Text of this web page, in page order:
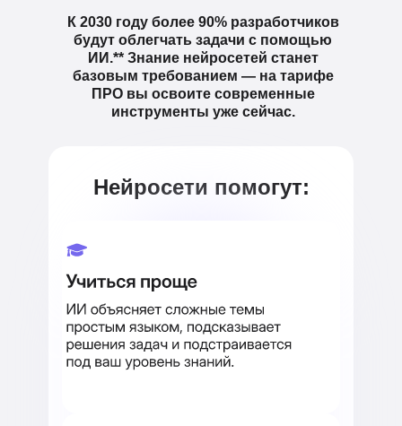
К 2030 году более 90% разработчиков
будут облегчать задачи с помощью
ИИ.** Знание нейросетей станет
базовым требованием — на тарифе
ПРО вы освоите современные
инструменты уже сейчас.
Нейросети помогут: